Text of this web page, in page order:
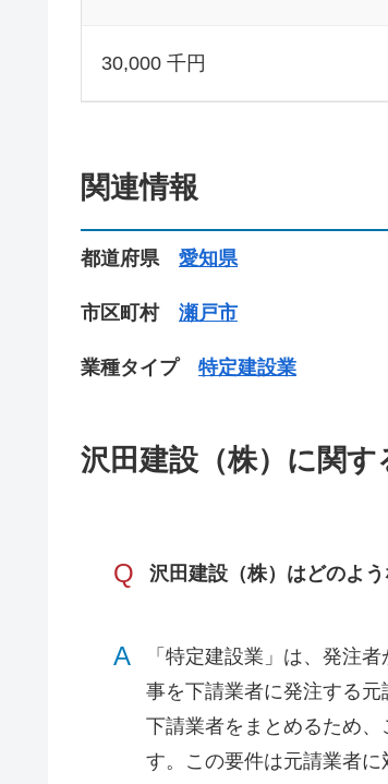
30,000 千円
関連情報
都道府県 愛知県
市区町村 瀬戸市
業種タイプ 特定建設業
沢田建設（株）に関
Q 沢田建設（株）はどのよ
A
「特定建設業」は、発注
事を下請業者に発注する
下請業者をまとめるため
す。この要件は元請業者に